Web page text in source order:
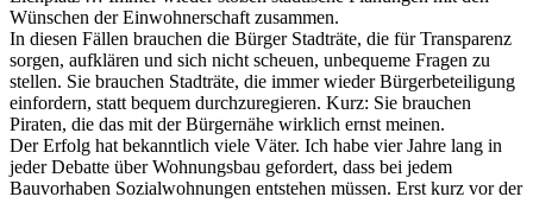
Wünschen der Einwohnerschaft zusammen.
In diesen Fällen brauchen die Bürger Stadträte, die für Transparenz
sorgen, aufklären und sich nicht scheuen, unbequeme Fragen zu
stellen. Sie brauchen Stadträte, die immer wieder Bürgerbeteiligung
einfordern, statt bequem durchzuregieren. Kurz: Sie brauchen
Piraten, die das mit der Bürgernähe wirklich ernst meinen.
Der Erfolg hat bekanntlich viele Väter. Ich habe vier Jahre lang in
jeder Debatte über Wohnungsbau gefordert, dass bei jedem
Bauvorhaben Sozialwohnungen entstehen müssen. Erst kurz vor der